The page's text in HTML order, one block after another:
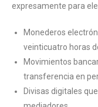
expresamente para
Monederos
veinticuatro horas
Movimientos
transferencia en
Divisas digitales